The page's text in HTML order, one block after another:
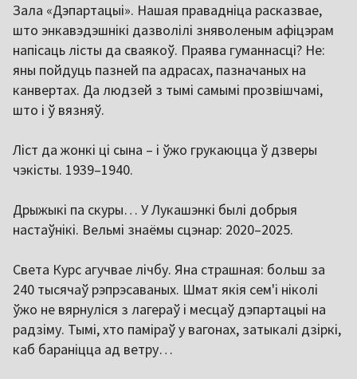
Зала «Дэпартацыі». Нашая правадніца расказвае,
што энкавэдэшнікі дазволілі зняволеным афіцэрам
напісаць лісты да сваякоў. Праява гуманнасці? Не:
яны пойдуць пазней па адрасах, пазначаных на
канвертах. Да людзей з тымі самымі прозвішчамі,
што і ў вязняў.
Ліст да жонкі ці сына – і ўжо грукаюцца ў дзверы
чэкісты. 1939–1940.
Дрыжыкі па скуры… У Лукашэнкі былі добрыя
настаўнікі. Вельмі знаёмы сцэнар: 2020–2025.
Света Курс агучвае лічбу. Яна страшная: больш за
240 тысячаў рэпрэсаваных. Шмат якія сем'і ніколі
ўжо не вярнуліся з лагераў і месцаў дэпартацыі на
радзіму. Тымі, хто паміраў у вагонах, затыкалі дзіркі,
каб бараніцца ад ветру…